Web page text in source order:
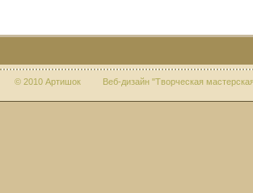
© 2010 Артишок Веб-дизайн "Творческая